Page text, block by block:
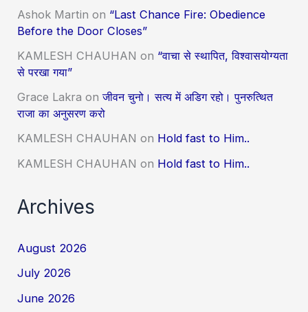
Ashok Martin on “Last Chance Fire: Obedience
Before the Door Closes”
KAMLESH CHAUHAN on “वाचा से स्थापित, विश्वासयोग्यता
से परखा गया”
Grace Lakra onजीवन चुनो। सत्य में अडिग रहो। पुनरुत्थित
राजा का अनुसरण करो
KAMLESH CHAUHAN on Hold fast to Him..
KAMLESH CHAUHAN on Hold fast to Him..
Archives
August 2026
July 2026
June 2026